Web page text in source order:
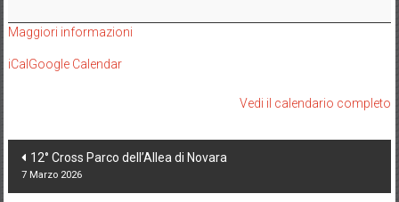
Marathon
Maggiori informazioni
iCal Google Calendar
Vedi il calendario completo
Post
navigation
12° Cross Parco dell’Allea di Novara
7 Marzo 2026